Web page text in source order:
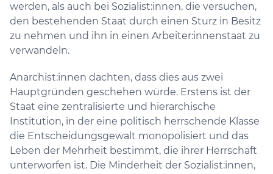
werden, als auch bei Sozialist:innen, die versuchen,
den bestehenden Staat durch einen Sturz in Besitz
zu nehmen und ihn in einen Arbeiter:innenstaat zu
verwandeln.
Anarchist:innen dachten, dass dies aus zwei
Hauptgründen geschehen würde. Erstens ist der
Staat eine zentralisierte und hierarchische
Institution, in der eine politisch herrschende Klasse
die Entscheidungsgewalt monopolisiert und das
Leben der Mehrheit bestimmt, die ihrer Herrschaft
unterworfen ist. Die Minderheit der Sozialist:innen,